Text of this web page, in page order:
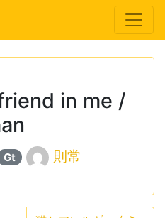
in me /
Gt 則常